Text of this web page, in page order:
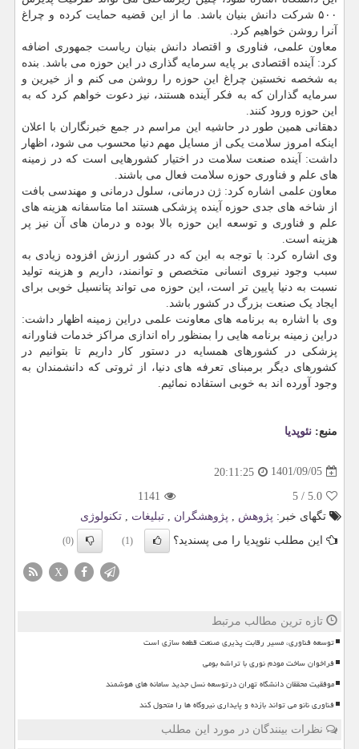
۵۰۰ شرکت دانش بنیان باشد. ما از این قضیه حمایت کرده و چراغ
آنرا روشن خواهیم کرد.
معاون علمی، فناوری و اقتصاد دانش بنیان ریاست جمهوری اضافه
کرد: آینده اقتصادی بر پایه سرمایه گذاری در این حوزه می باشد. بنده
به شخصه نخستین چراغ این حوزه را روشن می کنم و از خیرین و
سرمایه گذاران که به فکر آینده هستند، نیز دعوت خواهم کرد که به
این حوزه ورود کنند.
دهقانی همین طور در حاشیه این مراسم در جمع خبرنگاران با اعلان
اینکه امروز سلامت یکی از مسایل مهم دنیا محسوب می شود، اظهار
داشت: آینده صنعت سلامت در اختیار کشورهایی است که در زمینه
های علم و فناوری حوزه سلامت فعال می باشند.
معاون علمی اشاره کرد: ژن درمانی، سلول درمانی و مهندسی بافت
از شاخه های جدی حوزه آینده پزشکی هستند اما متاسفانه هزینه های
علم و فناوری و توسعه این حوزه بالا بوده و درمان های آن نیز پر
هزینه است.
وی اشاره کرد: با توجه به این که در کشور ارزش افزوده زیادی به
سبب وجود نیروی انسانی متخصص و توانمند، داریم و هزینه تولید
نسبت به دنیا پایین تر است، این حوزه می تواند پتانسیل خوبی برای
ایجاد یک صنعت بزرگ در کشور باشد.
وی با اشاره به برنامه های معاونت علمی دراین زمینه اظهار داشت:
دراین زمینه برنامه هایی را بمنظور راه اندازی مراکز خدمات فناورانه
پزشکی در کشورهای همسایه در دستور کار داریم تا بتوانیم در
کشورهای دیگر برمبنای تعرفه های دنیا، از ثروتی که دانشمندان به
وجود آورده اند به خوبی استفاده نمائیم.
منبع: نئوپدیا
1401/09/05
20:11:25
5.0
/
5
1141
تگهای خبر: پژوهش پژوهشگران تبلیغات
تكنولوژی
این مطلب نئوپدیا را می پسندید؟
(1)
(0)
X
تازه ترین مطالب مرتبط
توسعه فناوری، مسیر رقابت پذیری صنعت قطعه سازی است
فراخوان ساخت مودم نوری با تراشه بومی
موفقیت محققان دانشگاه تهران درتوسعه نسل جدید سامانه های هوشمند
فناوری نانو می تواند بازده و پایداری نیروگاه ها را متحول کند
نظرات بینندگان در مورد این مطلب